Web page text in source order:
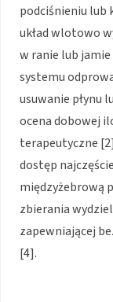
podciśnieniu lub
układ wlotowo
w ranie lub jamie
systemu
usuwanie płynu
ocena dobowej
terapeutyczne
dostęp
międzyżebrową
zbierania
zapewniającej
[4].